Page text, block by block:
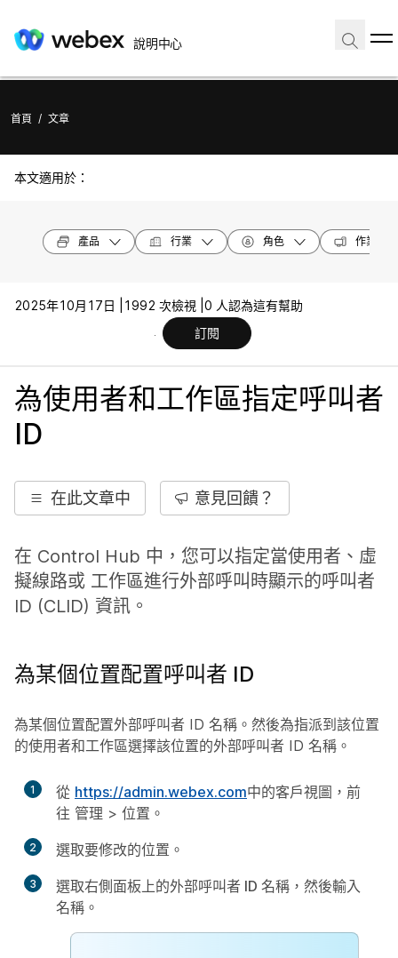
說明中心
首頁 / 文章
本文適用於：
產品 行業 角色 作業系統
2025年10月17日 | 1992 次檢視 | 0 人認為這有幫助
訂閱
為使用者和工作區指定呼叫者
ID
在此文章中 意見回饋？
在 Control Hub 中，您可以指定當使用者、虛
擬線路或 工作區進行外部呼叫時顯示的呼叫者
ID (CLID) 資訊。
為某個位置配置呼叫者 ID
為某個位置配置外部呼叫者 ID 名稱。然後為指派到該位置
的使用者和工作區選擇該位置的外部呼叫者 ID 名稱。
1 從 https://admin.webex.com中的客戶視圖，前
往 管理 > 位置 。
2 選取要修改的位置。
3 選取右側面板上的外部呼叫者 ID 名稱 ，然後輸入
名稱。